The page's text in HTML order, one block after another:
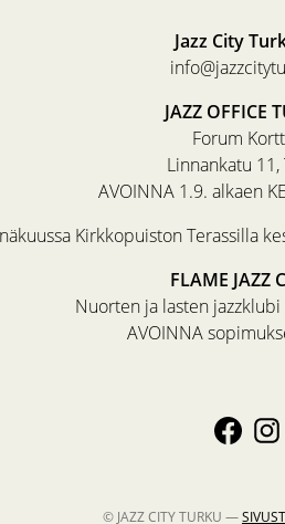
Jazz City
JAZZ OFFICE
Forum
Linnankatu 11,
AVOINNA 1.9. alkaen
Kirkkopuiston Terassilla
FLAME JAZZ
Nuorten ja lasten
AVOINNA
© JAZZ CITY TURKU —